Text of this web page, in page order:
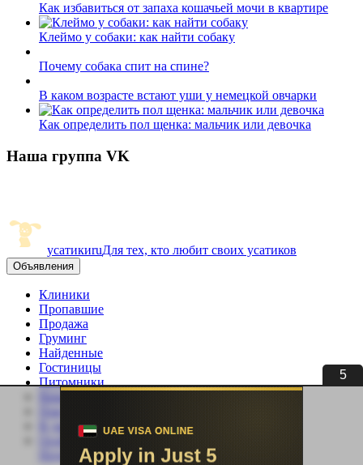
4
Как избавиться от запаха кошачьей мочи в квартире
Клеймо у собаки: как найти собаку
Почему собака спит на спине?
В каком возрасте встают уши у немецкой овчарки
Как определить пол щенка: мальчик или девочка
Наша группа VK
усатикиruДля тех, кто любит своих усатиков
Объявления
Клиники
Пропавшие
Продажа
Груминг
Найденные
Гостиницы
Питомники
Вязка
Особенные
Подать объявление